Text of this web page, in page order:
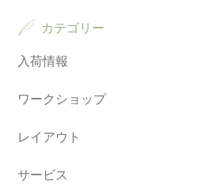
カテゴリー
入荷情報
ワークショップ
レイアウト
サービス